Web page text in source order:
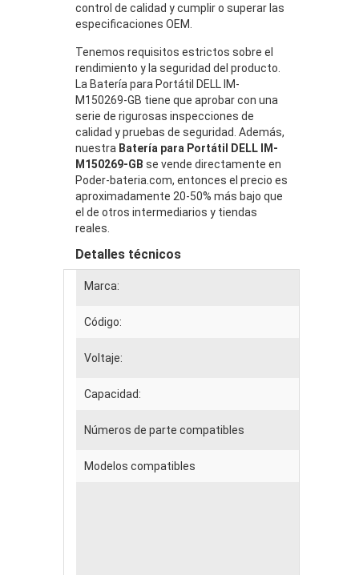
control de calidad y cumplir o superar las
especificaciones OEM.
Tenemos requisitos estrictos sobre el
rendimiento y la seguridad del producto.
La Batería para Portátil DELL IM-
M150269-GB tiene que aprobar con una
serie de rigurosas inspecciones de
calidad y pruebas de seguridad. Además,
nuestra Batería para Portátil DELL IM-
M150269-GB se vende directamente en
Poder-bateria.com, entonces el precio es
aproximadamente 20-50% más bajo que
el de otros intermediarios y tiendas
reales.
Detalles técnicos
Marca:
Código:
Voltaje:
Capacidad:
Números de parte compatibles
Modelos compatibles